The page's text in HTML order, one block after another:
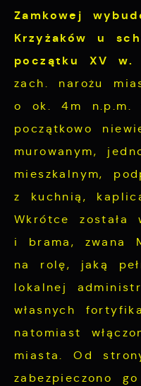
Zamkowej
Krzyżaków u
początku XV w.
zach. narożu
o ok. 4m n.p.m.
początkowo
murowanym,
mieszkalnym,
z kuchnią,
Wkrótce została
i brama, zwana
na rolę, jaką
lokalnej
własnych
natomiast
miasta. Od
zabezpieczono